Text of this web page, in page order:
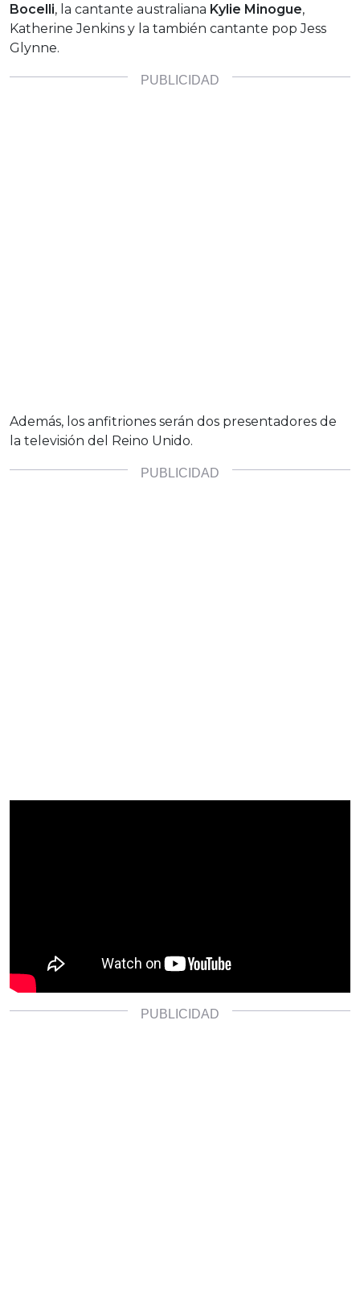
Bocelli, la cantante australiana Kylie Minogue,
Katherine Jenkins y la también cantante pop Jess
Glynne.
Además, los anfitriones serán dos presentadores de
la televisión del Reino Unido.